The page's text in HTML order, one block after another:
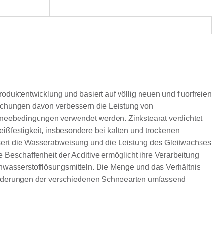
und basiert auf völlig neuen und fluorfreien
davon verbessern die Leistung von
verwendet werden. Zinkstearat verdichtet
insbesondere bei kalten und trockenen
die Wasserabweisung und die Leistung des Gleitwachses
der Additive ermöglicht ihre Verarbeitung
Die Menge und das Verhältnis
der verschiedenen Schneearten umfassend